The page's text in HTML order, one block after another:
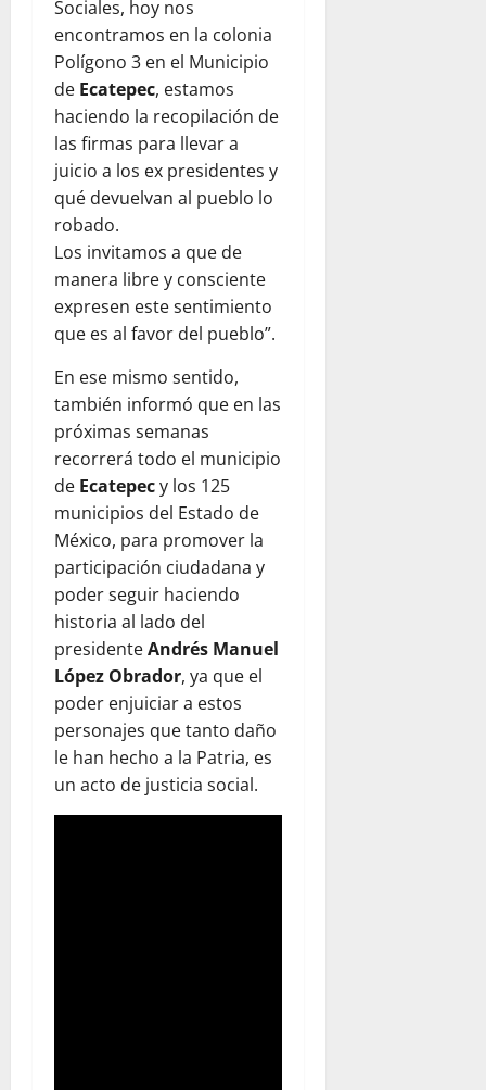
Sociales, hoy nos
encontramos en la colonia
Polígono 3 en el Municipio
de Ecatepec, estamos
haciendo la recopilación de
las firmas para llevar a
juicio a los ex presidentes y
qué devuelvan al pueblo lo
robado.
Los invitamos a que de
manera libre y consciente
expresen este sentimiento
que es al favor del pueblo”.
En ese mismo sentido,
también informó que en las
próximas semanas
recorrerá todo el municipio
de Ecatepecy los 125
municipios del Estado de
México, para promover la
participación ciudadana y
poder seguir haciendo
historia al lado del
presidenteAndrés Manuel
López Obrador, ya que el
poder enjuiciar a estos
personajes que tanto daño
le han hecho a la Patria, es
un acto de justicia social.